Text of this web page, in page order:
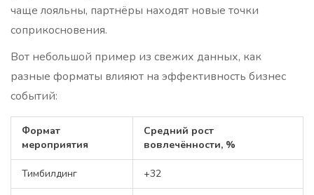
чаще лояльны, партнёры находят новые точки
соприкосновения.
Вот небольшой пример из свежих данных, как
разные форматы влияют на эффективность бизнес
событий:
Формат
мероприятия
Средний рост
вовлечённости, %
Тимбилдинг +32